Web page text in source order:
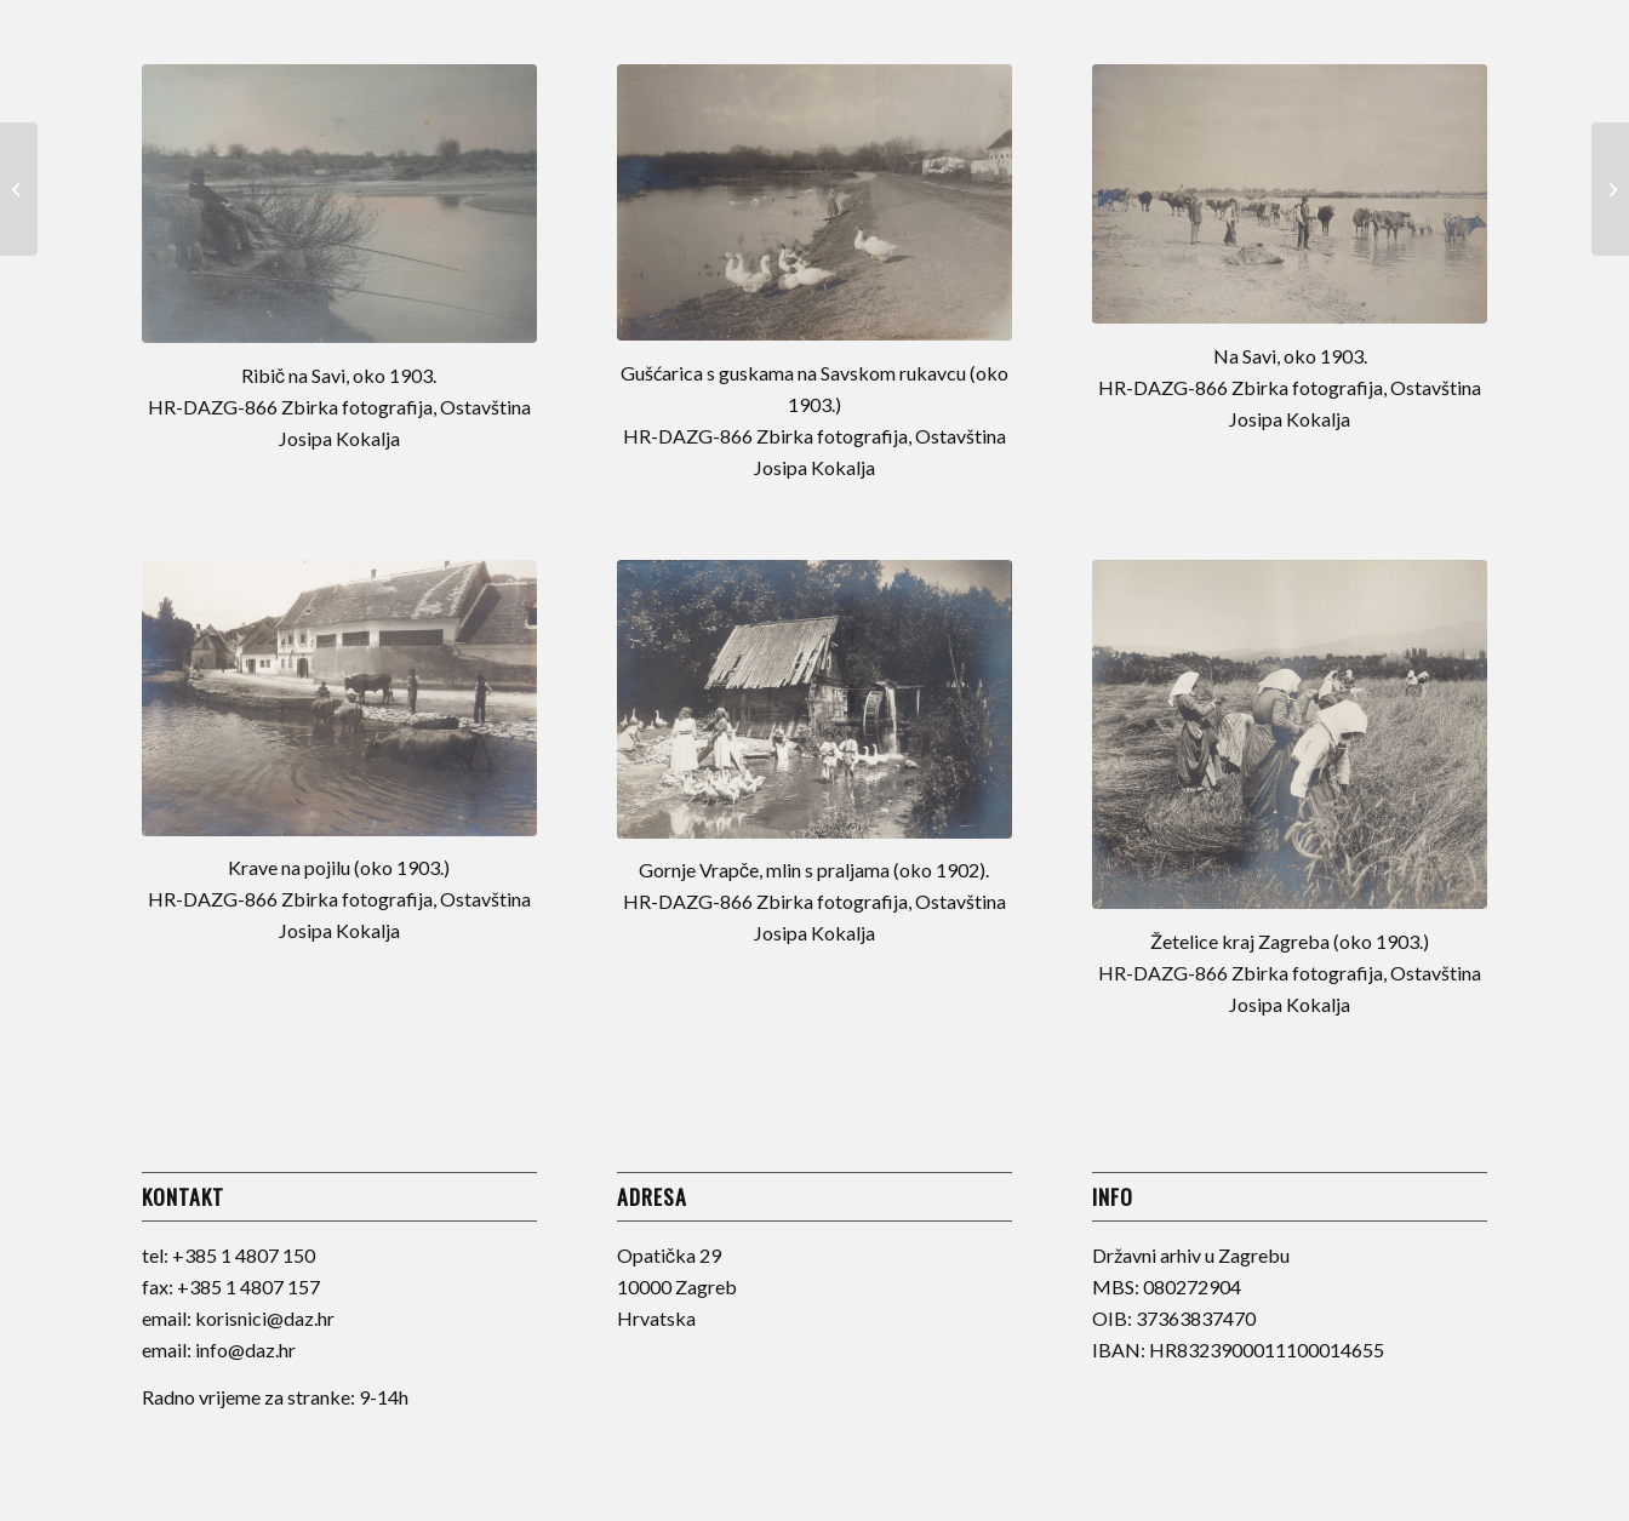
Ribič na Savi, oko 1903.
HR-DAZG-866 Zbirka fotografija, Ostavština
Josipa Kokalja
Gušćarica s guskama na Savskom rukavcu (oko
1903.)
HR-DAZG-866 Zbirka fotografija, Ostavština
Josipa Kokalja
Na Savi, oko 1903.
HR-DAZG-866 Zbirka fotografija, Ostavština
Josipa Kokalja
Krave na pojilu (oko 1903.)
HR-DAZG-866 Zbirka fotografija, Ostavština
Josipa Kokalja
Gornje Vrapče, mlin s praljama (oko 1902).
HR-DAZG-866 Zbirka fotografija, Ostavština
Josipa Kokalja
Žetelice kraj Zagreba (oko 1903.)
HR-DAZG-866 Zbirka fotografija, Ostavština
Josipa Kokalja
KONTAKT
tel: +385 1 4807 150
fax: +385 1 4807 157
email: korisnici@daz.hr
email: info@daz.hr
Radno vrijeme za stranke: 9-14h
ADRESA
Opatička 29
10000 Zagreb
Hrvatska
INFO
Državni arhiv u Zagrebu
MBS: 080272904
OIB: 37363837470
IBAN: HR8323900011100014655
Gradovi i trgovišta na
hrvatsko – štajerskoj